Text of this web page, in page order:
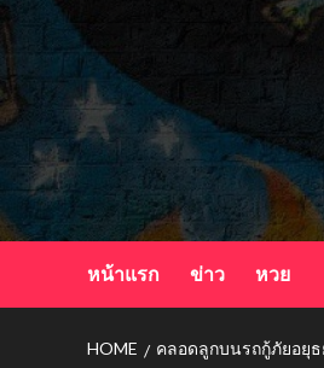
to
content
หน้าแรก ข่าว หวย
HOME คลอดลูกบนรถกู้ภัยอยุ